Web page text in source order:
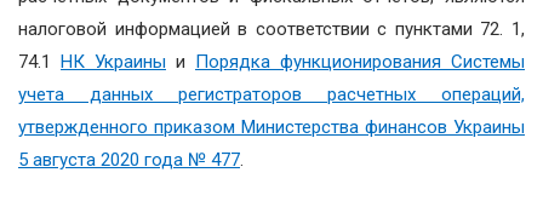
налоговой информацией в соответствии с пунктами 72. 1,
74.1 НК Украины и Порядка функционирования Системы
учета данных регистраторов расчетных операций,
утвержденного приказом Министерства финансов Украины
5 августа 2020 года № 477.